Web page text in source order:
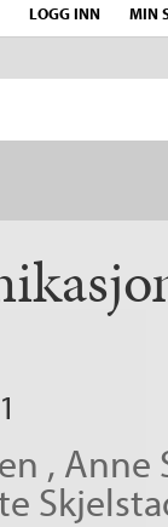
LOGG INN MIN
, Anne